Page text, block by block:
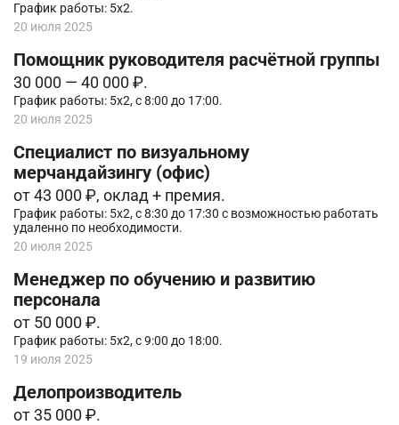
График работы: 5х2.
20 июля 2025
Помощник руководителя расчётной группы
30 000 — 40 000 ₽.
График работы: 5х2, с 8:00 до 17:00.
20 июля 2025
Специалист по визуальному
мерчандайзингу (офис)
от 43 000 ₽, оклад + премия.
График работы: 5х2, с 8:30 до 17:30 с возможностью работать
удаленно по необходимости.
20 июля 2025
Менеджер по обучению и развитию
персонала
от 50 000 ₽.
График работы: 5х2, с 9:00 до 18:00.
19 июля 2025
Делопроизводитель
от 35 000 ₽.